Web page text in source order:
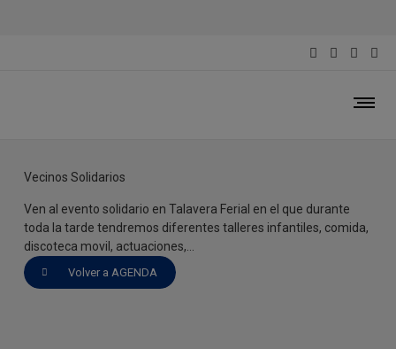
Vecinos Solidarios
Ven al evento solidario en Talavera Ferial en el que durante
toda la tarde tendremos diferentes talleres infantiles, comida,
discoteca movil, actuaciones,…
Volver a AGENDA